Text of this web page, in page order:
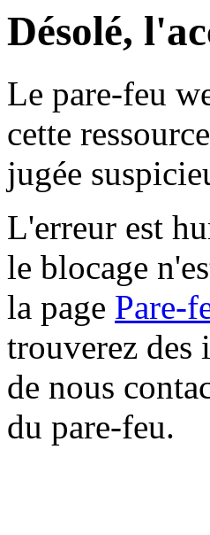
Désolé,
Le pare-feu
cette
jugée
L'erreur est
le blocage
la page Pare-
trouverez des
de nous
du pare-feu.